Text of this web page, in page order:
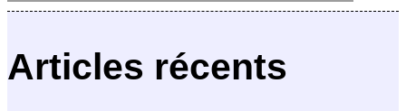
Articles récents